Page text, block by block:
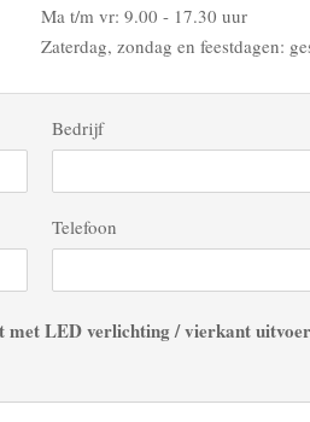
Ma t/m vr: 9.00 - 17.30 uur
Zaterdag, zondag en feestdagen:
Bedrijf
Telefoon
LED verlichting / vierkant